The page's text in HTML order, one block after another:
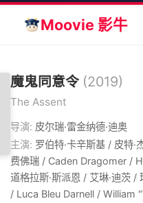
Moovie 影牛
魔鬼同意令 (2019)
The Assent
导演: 皮尔瑞·雷金纳德·迪奥
主演: 罗伯特·卡辛斯基 / 皮特·
费佛瑞 / Caden Dragomer /
道格拉斯·斯派恩 / 艾琳·迪茨 /
/ Luca Bleu Darnell / William